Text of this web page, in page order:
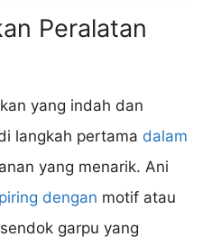
Peralatan
yang indah dan
langkah pertama dalam
yang menarik. Ani
dengan motif atau
garpu yang